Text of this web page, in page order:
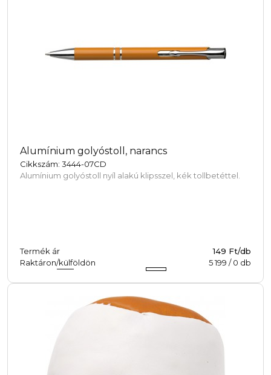
Alumínium golyóstoll, narancs
Cikkszám: 3444-07CD
Alumínium golyóstoll nyíl alakú klipsszel, kék tollbetéttel.
Termék ár
149 Ft/db
Raktáron/külföldön
5 199 /0 db